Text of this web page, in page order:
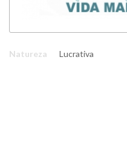
Natureza Lucrativa